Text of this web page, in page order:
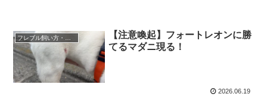
【注意喚起】フォートレオンに勝
てるマダニ現る！
2026.06.19